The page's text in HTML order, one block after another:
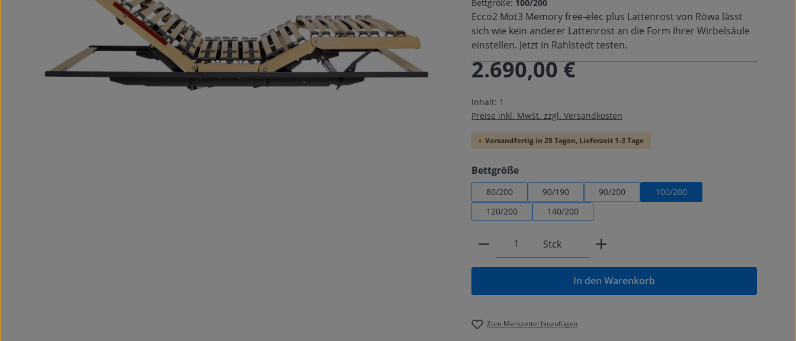
Bettgröße: 100/200
Ecco2 Mot3 Memory free-elec plus Lattenrost von Röwa lässt
sich wie kein anderer Lattenrost an die Form Ihrer Wirbelsäule
einstellen. Jetzt in Rahlstedt testen.
Regulärer Preis:
2.690,00 €
Inhalt: 1
Preise inkl. MwSt. zzgl. Versandkosten
Versandfertig in 28 Tagen, Lieferzeit 1-3 Tage
Bettgrößeauswählen
80/200 90/190 90/200
100/200
120/200
140/200
Produkt Anzahl: Gib den gewünschten Wert
Stck
In den Warenkorb
Zum Merkzettel hinzufügen